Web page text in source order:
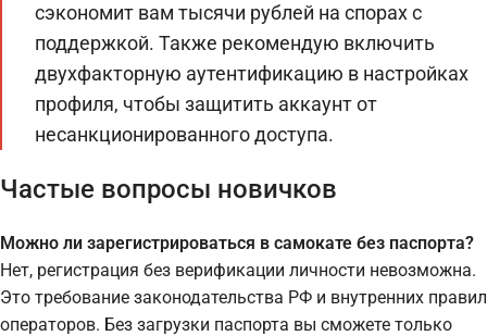
сэкономит вам тысячи рублей на спорах с
поддержкой. Также рекомендую включить
двухфакторную аутентификацию в настройках
профиля, чтобы защитить аккаунт от
несанкционированного доступа.
Частые вопросы новичков
Можно ли зарегистрироваться в самокате без паспорта?
Нет, регистрация без верификации личности невозможна.
Это требование законодательства РФ и внутренних правил
операторов. Без загрузки паспорта вы сможете только